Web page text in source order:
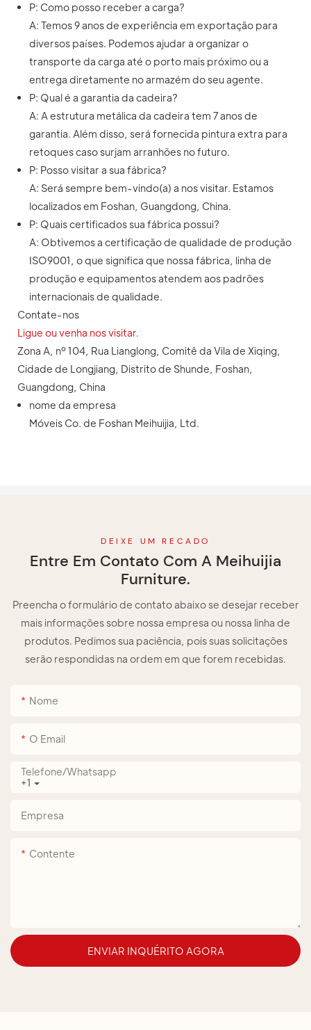
P: Como posso receber a carga?
A: Temos 9 anos de experiência em exportação para
diversos países. Podemos ajudar a organizar o
transporte da carga até o porto mais próximo ou a
entrega diretamente no armazém do seu agente.
P: Qual é a garantia da cadeira?
A: A estrutura metálica da cadeira tem 7 anos de
garantia. Além disso, será fornecida pintura extra para
retoques caso surjam arranhões no futuro.
P: Posso visitar a sua fábrica?
A: Será sempre bem-vindo(a) a nos visitar. Estamos
localizados em Foshan, Guangdong, China.
P: Quais certificados sua fábrica possui?
A: Obtivemos a certificação de qualidade de produção
ISO9001, o que significa que nossa fábrica, linha de
produção e equipamentos atendem aos padrões
internacionais de qualidade.
Contate-nos
Ligue ou venha nos visitar.
Zona A, nº 104, Rua Lianglong, Comitê da Vila de Xiqing,
Cidade de Longjiang, Distrito de Shunde, Foshan,
Guangdong, China
nome da empresa
Móveis Co. de Foshan Meihuijia, Ltd.
DEIXE UM RECADO
Entre Em Contato Com A Meihuijia
Furniture.
Preencha o formulário de contato abaixo se desejar receber
mais informações sobre nossa empresa ou nossa linha de
produtos. Pedimos sua paciência, pois suas solicitações
serão respondidas na ordem em que forem recebidas.
Nome
O Email
+1
Telefone/whatsapp
Empresa
Contente
ENVIAR INQUÉRITO AGORA